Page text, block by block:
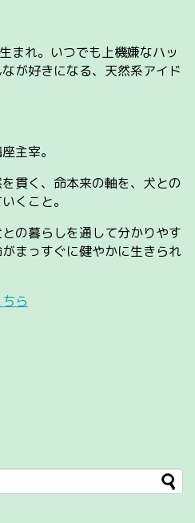
まれ。いつでも上機嫌なハッ
が好きになる、天然系アイド
主宰。
貫く、命本来の軸を、犬との
くこと。
の暮らしを通して分かりやす
まっすぐに健やかに生きられ
ら